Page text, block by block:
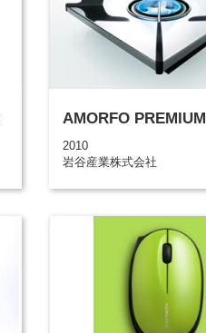
AMORFO PREMIUM
2010
岩谷産業株式会社